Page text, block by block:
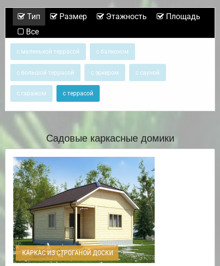
Тип Размер Этажность
Площадь
Все
с маленькой террасой с балконом
с большой террасой с эркером с сауной
с гаражом с террасой
Садовые каркасные домики
КАРКАС ИЗ СТРОГАНОЙ ДОСКИ